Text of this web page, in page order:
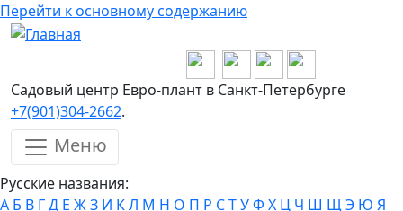
Перейти к основному содержанию
Садовый центр Евро-плант в Санкт-Петербурге
+7(901)304-2662.
Меню
Русские названия:
А Б В ГД Е ЖЗ И КЛ М Н О П Р СТУФ Х Ц Ч Ш ЩЭ Ю Я